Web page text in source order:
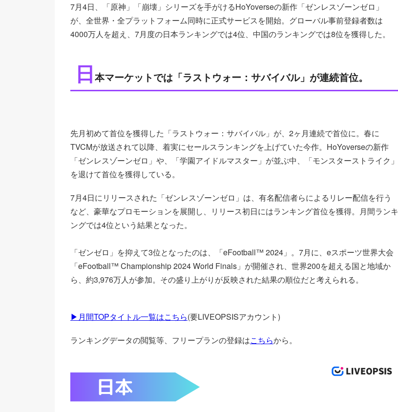
7月4日、「原神」「崩壊」シリーズを手がけるHoYoverseの新作「ゼンレスゾーンゼロ」
が、全世界・全プラットフォーム同時に正式サービスを開始。グローバル事前登録者数は
4000万人を超え、7月度の日本ランキングでは4位、中国のランキングでは8位を獲得した。
日本マーケットでは「ラストウォー：サバイバル」が連続首位。
先月初めて首位を獲得した「ラストウォー：サバイバル」が、2ヶ月連続で首位に。春に
TVCMが放送されて以降、着実にセールスランキングを上げていた今作。HoYoverseの新作
「ゼンレスゾーンゼロ」や、「学園アイドルマスター」が並ぶ中、「モンスターストライク」
を退けて首位を獲得している。
7月4日にリリースされた「ゼンレスゾーンゼロ」は、有名配信者らによるリレー配信を行う
など、豪華なプロモーションを展開し、リリース初日にはランキング首位を獲得。月間ランキ
ングでは4位という結果となった。
「ゼンゼロ」を抑えて3位となったのは、「eFootball™ 2024」。7月に、eスポーツ世界大会
「eFootball™ Championship 2024 World Finals」が開催され、世界200を超える国と地域か
ら、約3,976万人が参加。その盛り上がりが反映された結果の順位だと考えられる。
▶月間TOPタイトル一覧はこちら(要LIVEOPSISアカウント)
ランキングデータの閲覧等、フリープランの登録はこちらから。